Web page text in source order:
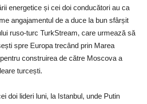
energetice și cei doi conducători au ca
angajamentul de a duce la bun sfârșit
ruso-turc TurkStream, care urmează să
spre Europa trecând prin Marea
construirea de către Moscova a
turcești.
doi lideri luni, la Istanbul, unde Putin